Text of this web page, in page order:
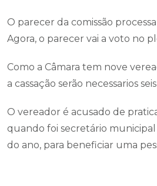
O parecer da comissão
Agora, o parecer vai a voto no
Como a Câmara tem nove
a cassação serão necessarios
O vereador é acusado de
quando foi secretário
do ano, para beneficiar uma